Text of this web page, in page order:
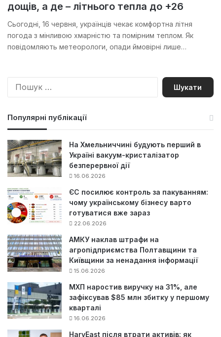
дощів, а де – літнього тепла до +26
Сьогодні, 16 червня, українців чекає комфортна літня
погода з мінливою хмарністю та помірним теплом. Як
повідомляють метеорологи, опади ймовірні лише…
П
Популярні публікації
На Хмельниччині будують перший в
Україні вакуум-кристалізатор
безперервної дії
16.06.2026
ЄС посилює контроль за пакуванням:
чому українському бізнесу варто
готуватися вже зараз
22.06.2026
АМКУ наклав штрафи на
агропідприємства Полтавщини та
Київщини за ненадання інформації
15.06.2026
МХП наростив виручку на 31%, але
зафіксував $85 млн збитку у першому
кварталі
16.06.2026
HarvEast після втрати активів: як